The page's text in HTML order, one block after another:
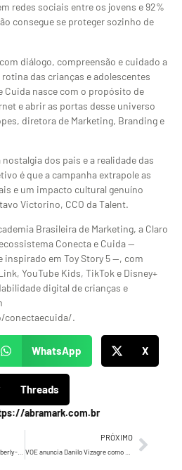
redes sociais entre os jovens e 92%
consegue se proteger sozinho de
diálogo, compreensão e cuidado a
das crianças e adolescentes
Cuida nasce com o propósito de
e abrir as portas desse universo
diretora de Marketing, Branding e
dos pais e a realidade das
é que a campanha extrapole as
e um impacto cultural genuíno
Victorino, CCO da Talent.
Brasileira de Marketing, a Claro
Conecta e Cuida —
inspirado em Toy Story 5 —, com
YouTube Kids, TikTok e Disney+
digital de crianças e
conectaecuida/.
WhatsApp X
Threads
abramark.com.br
PRÓXIMO